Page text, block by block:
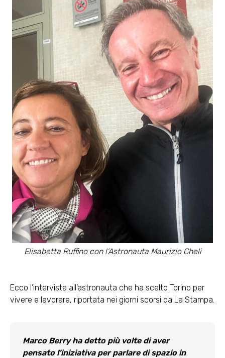
Elisabetta Ruffino con l’Astronauta Maurizio Cheli
Ecco l’intervista all’astronauta che ha scelto Torino per
vivere e lavorare, riportata nei giorni scorsi da La Stampa.
Marco Berry ha detto più volte di aver
pensato l’iniziativa per parlare di spazio in